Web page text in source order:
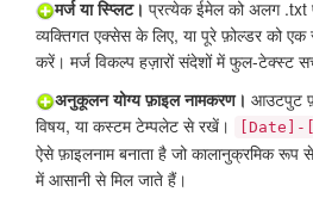
मर्ज या स्प्लिट। प्रत्येक ईमेल को अलग
व्यक्तिगत एक्सेस के लिए, या पूरे फ़ोल्डर को
करें। मर्ज विकल्प हज़ारों संदेशों में फुल-टेक्स्ट
अनुकूलन योग्य फ़ाइल नामकरण। आउटपुट
विषय, या कस्टम टेम्पलेट से रखें।
ऐसे फ़ाइलनाम बनाता है जो कालानुक्रमिक रूप
में आसानी से मिल जाते हैं।